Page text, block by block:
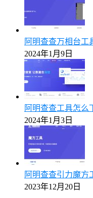
阿明查查万相台工
2024年1月9日
阿明查查工具怎么
2024年1月3日
阿明查查引力魔方
2023年12月20日